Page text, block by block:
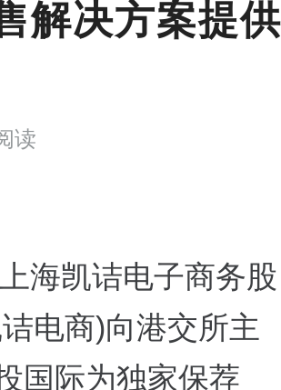
解决方案提供
读
海凯诘电子商务股
电商)向港交所主
国际为独家保荐